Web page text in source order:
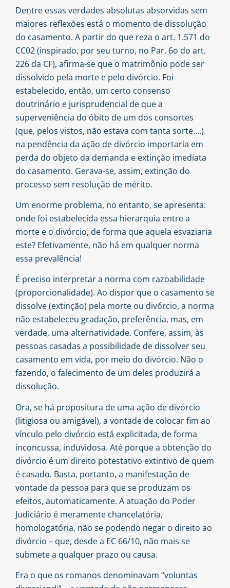
Dentre essas verdades absolutas absorvidas sem
maiores reflexões está o momento de dissolução
do casamento. A partir do que reza o art. 1.571 do
CC02 (inspirado, por seu turno, no Par. 6o do art.
226 da CF), afirma-se que o matrimônio pode ser
dissolvido pela morte e pelo divórcio. Foi
estabelecido, então, um certo consenso
doutrinário e jurisprudencial de que a
superveniência do óbito de um dos consortes
(que, pelos vistos, não estava com tanta sorte….)
na pendência da ação de divórcio importaria em
perda do objeto da demanda e extinção imediata
do casamento. Gerava-se, assim, extinção do
processo sem resolução de mérito.
Um enorme problema, no entanto, se apresenta:
onde foi estabelecida essa hierarquia entre a
morte e o divórcio, de forma que aquela esvaziaria
este? Efetivamente, não há em qualquer norma
essa prevalência!
É preciso interpretar a norma com razoabilidade
(proporcionalidade). Ao dispor que o casamento se
dissolve (extinção) pela morte ou divórcio, a norma
não estabeleceu gradação, preferência, mas, em
verdade, uma alternatividade. Confere, assim, às
pessoas casadas a possibilidade de dissolver seu
casamento em vida, por meio do divórcio. Não o
fazendo, o falecimento de um deles produzirá a
dissolução.
Ora, se há propositura de uma ação de divórcio
(litigiosa ou amigável), a vontade de colocar fim ao
vínculo pelo divórcio está explicitada, de forma
inconcussa, induvidosa. Até porque a obtenção do
divórcio é um direito potestativo extintivo de quem
é casado. Basta, portanto, a manifestação de
vontade da pessoa para que se produzam os
efeitos, automaticamente. A atuação do Poder
Judiciário é meramente chancelatória,
homologatória, não se podendo negar o direito ao
divórcio – que, desde a EC 66/10, não mais se
submete a qualquer prazo ou causa.
Era o que os romanos denominavam “voluntas